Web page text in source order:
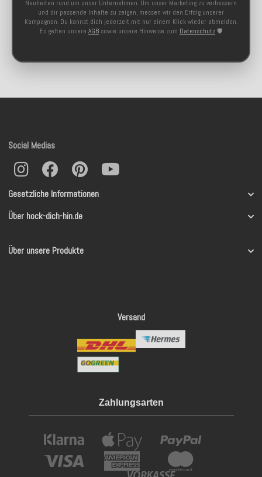
Neuheiten rund um unser Unternehmen. Um unser Marketing zu verbessern
und dir passende Inhalte zu zeigen, messen wir den Erfolg unserer
Kampagnen. Du kannst dich jederzeit mit nur einem Klick wieder abmelden.
Es gelten unsere AGB sowie unsere Hinweise zum Datenschutz 🛡️
Gesetzliche Informationen
Über hock-dich-hin.de
Über unsere Produkte
Social Medias
Versand
Zahlungsarten